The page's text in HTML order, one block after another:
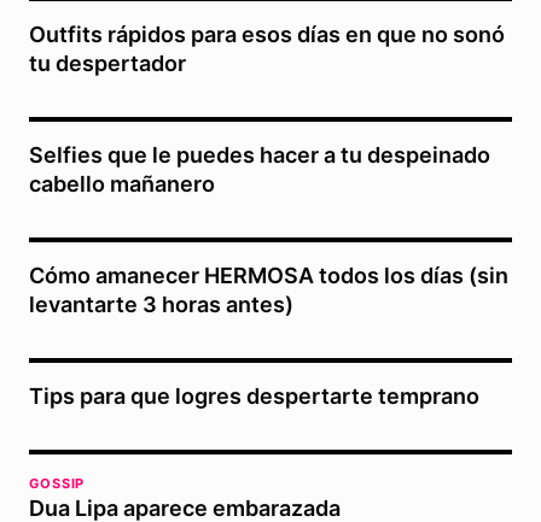
Outfits rápidos para esos días en que no sonó
tu despertador
Selfies que le puedes hacer a tu despeinado
cabello mañanero
Cómo amanecer HERMOSA todos los días (sin
levantarte 3 horas antes)
Tips para que logres despertarte temprano
GOSSIP
Dua Lipa aparece embarazada